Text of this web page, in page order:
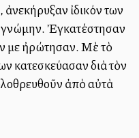
ἀνεκήρυξαν ἰδικόν των
γνώμην. Ἐγκατέστησαν
με ἠρώτησαν. Μὲ τὸ
κατεσκεύασαν διὰ τὸν
ἀπὸ αὐτὰ